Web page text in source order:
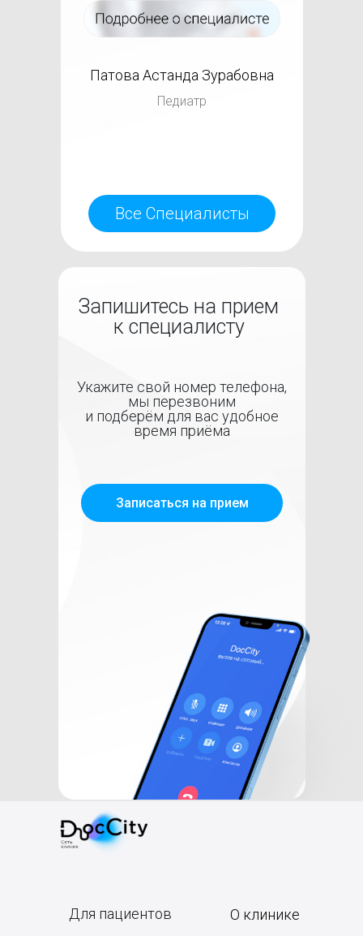
Все Специалисты
Патова Астанда Зурабовна
Педиатр
Записаться на прием
Запишитесь на прием
к специалисту
Укажите свой номер телефона,
мы перезвоним
и подберём для вас удобное
время приёма
Для пациентов О клинике